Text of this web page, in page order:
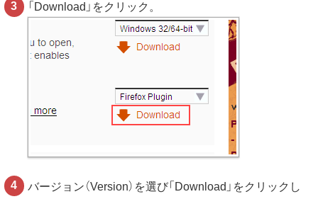
「Download」をクリック。
バージョン（Version）を選び「Download」をクリックし